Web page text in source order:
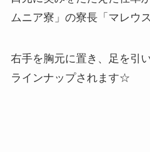
ムニア寮」の寮長「マレウ
右手を胸元に置き、足を引
ラインナップされます☆